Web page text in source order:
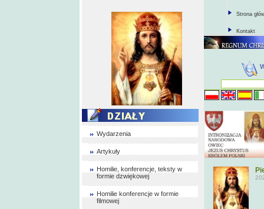
Wydarzenia
Artykuły
Homilie, konferencje, teksty w
formie dzwiękowej
Homilie konferencje w formie
filmowej
Strona
Kontakt